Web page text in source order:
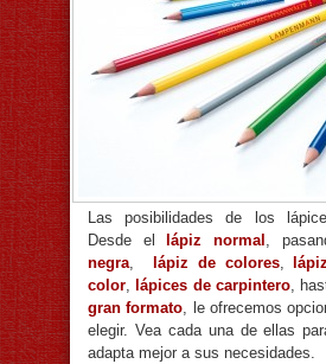
Las posibilidades de los
Desde ellápiz normal ,
negra
lápiz de colores,
color ,lápices de carpintero,
gran formato , le ofrecemos
elegir. Vea cada una de ellas
adapta mejor a sus necesidades.